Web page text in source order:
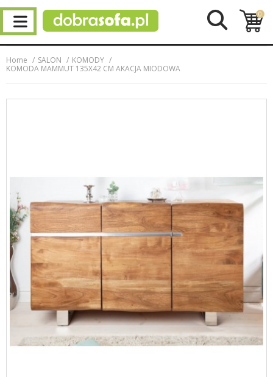
0
Home SALON
KOMODY
KOMODA MAMMUT 135X42 CM AKACJA MIODOWA